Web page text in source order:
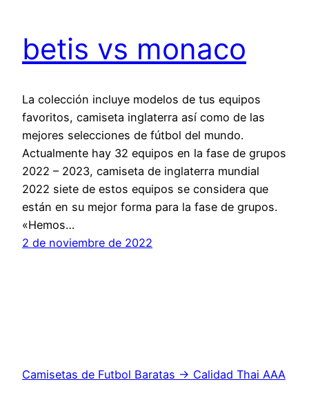
betis vs monaco
La colección incluye modelos de tus equipos
favoritos, camiseta inglaterra así como de las
mejores selecciones de fútbol del mundo.
Actualmente hay 32 equipos en la fase de grupos
2022 – 2023, camiseta de inglaterra mundial
2022 siete de estos equipos se considera que
están en su mejor forma para la fase de grupos.
«Hemos…
2 de noviembre de 2022
Camisetas de Futbol Baratas → Calidad Thai AAA